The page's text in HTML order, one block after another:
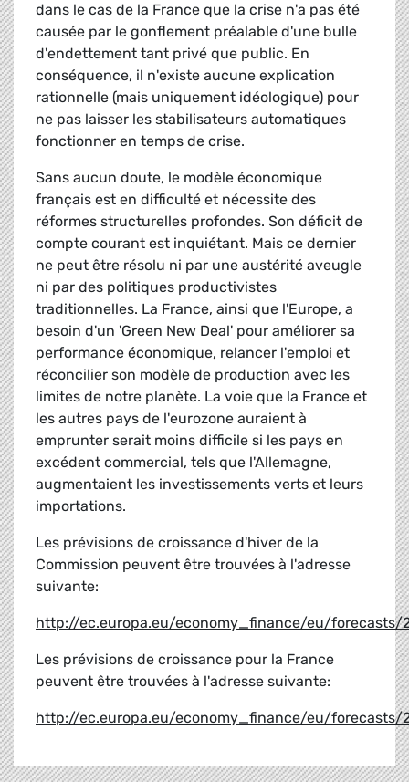
dans le cas de la France que la crise n'a pas été
causée par le gonflement préalable d'une bulle
d'endettement tant privé que public. En
conséquence, il n'existe aucune explication
rationnelle (mais uniquement idéologique) pour
ne pas laisser les stabilisateurs automatiques
fonctionner en temps de crise.
Sans aucun doute, le modèle économique
français est en difficulté et nécessite des
réformes structurelles profondes. Son déficit de
compte courant est inquiétant. Mais ce dernier
ne peut être résolu ni par une austérité aveugle
ni par des politiques productivistes
traditionnelles. La France, ainsi que l'Europe, a
besoin d'un 'Green New Deal' pour améliorer sa
performance économique, relancer l'emploi et
réconcilier son modèle de production avec les
limites de notre planète. La voie que la France et
les autres pays de l'eurozone auraient à
emprunter serait moins difficile si les pays en
excédent commercial, tels que l'Allemagne,
augmentaient les investissements verts et leurs
importations.
Les prévisions de croissance d'hiver de la
Commission peuvent être trouvées à l'adresse
suivante:
http://ec.europa.eu/economy_finance/eu/
Les prévisions de croissance pour la France
peuvent être trouvées à l'adresse suivante:
http://ec.europa.eu/economy_finance/eu/